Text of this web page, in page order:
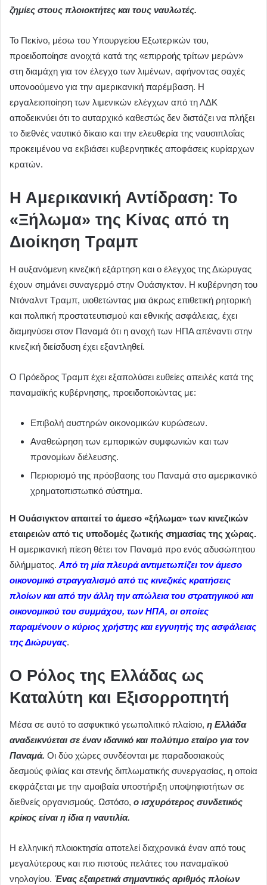
ζημίες στους πλοιοκτήτες και τους ναυλωτές.
Το Πεκίνο, μέσω του Υπουργείου Εξωτερικών του,
προειδοποίησε ανοιχτά κατά της «επιρροής τρίτων μερών»
στη διαμάχη για τον έλεγχο των λιμένων, αφήνοντας σαχές
υπονοούμενο για την αμερικανική παρέμβαση. Η
εργαλειοποίηση των λιμενικών ελέγχων από τη ΛΔΚ
αποδεικνύει ότι το αυταρχικό καθεστώς δεν διστάζει να πλήξει
το διεθνές ναυτικό δίκαιο και την ελευθερία της ναυσιπλοΐας
προκειμένου να εκβιάσει κυβερνητικές αποφάσεις κυρίαρχων
κρατών.
Η Αμερικανική Αντίδραση: Το
«Ξήλωμα» της Κίνας από τη
Διοίκηση Τραμπ
Η αυξανόμενη κινεζική εξάρτηση και ο έλεγχος της Διώρυγας
έχουν σημάνει συναγερμό στην Ουάσιγκτον. Η κυβέρνηση του
Ντόναλντ Τραμπ, υιοθετώντας μια άκρως επιθετική ρητορική
και πολιτική προστατευτισμού και εθνικής ασφάλειας, έχει
διαμηνύσει στον Παναμά ότι η ανοχή των ΗΠΑ απέναντι στην
κινεζική διείσδυση έχει εξαντληθεί.
Ο Πρόεδρος Τραμπ έχει εξαπολύσει ευθείες απειλές κατά της
παναμαϊκής κυβέρνησης, προειδοποιώντας με:
Επιβολή αυστηρών οικονομικών κυρώσεων.
Αναθεώρηση των εμπορικών συμφωνιών και των
προνομίων διέλευσης.
Περιορισμό της πρόσβασης του Παναμά στο αμερικανικό
χρηματοπιστωτικό σύστημα.
Η Ουάσιγκτον απαιτεί το άμεσο «ξήλωμα» των κινεζικών
εταιρειών από τις υποδομές ζωτικής σημασίας της χώρας.
Η αμερικανική πίεση θέτει τον Παναμά προ ενός αδυσώπητου
διλήμματος. Aπό τη μία πλευρά αντιμετωπίζει τον άμεσο
οικονομικό στραγγαλισμό από τις κινεζικές κρατήσεις
πλοίων και από την άλλη την απώλεια του στρατηγικού και
οικονομικού του συμμάχου, των ΗΠΑ, οι οποίες
παραμένουν ο κύριος χρήστης και εγγυητής της ασφάλειας
της Διώρυγας.
Ο Ρόλος της Ελλάδας ως
Καταλύτη και Εξισορροπητή
Μέσα σε αυτό το ασφυκτικό γεωπολιτικό πλαίσιο, η Ελλάδα
αναδεικνύεται σε έναν ιδανικό και πολύτιμο εταίρο για τον
Παναμά. Οι δύο χώρες συνδέονται με παραδοσιακούς
δεσμούς φιλίας και στενής διπλωματικής συνεργασίας, η οποία
εκφράζεται με την αμοιβαία υποστήριξη υποψηφιοτήτων σε
διεθνείς οργανισμούς. Ωστόσο, ο ισχυρότερος συνδετικός
κρίκος είναι η ίδια η ναυτιλία.
Η ελληνική πλοιοκτησία αποτελεί διαχρονικά έναν από τους
μεγαλύτερους και πιο πιστούς πελάτες του παναμαϊκού
νηολογίου. Ένας εξαιρετικά σημαντικός αριθμός πλοίων